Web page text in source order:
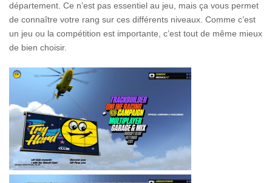
département. Ce n’est pas essentiel au jeu, mais ça vous permet
de connaître votre rang sur ces différents niveaux. Comme c’est
un jeu ou la compétition est importante, c’est tout de même mieux
de bien choisir.